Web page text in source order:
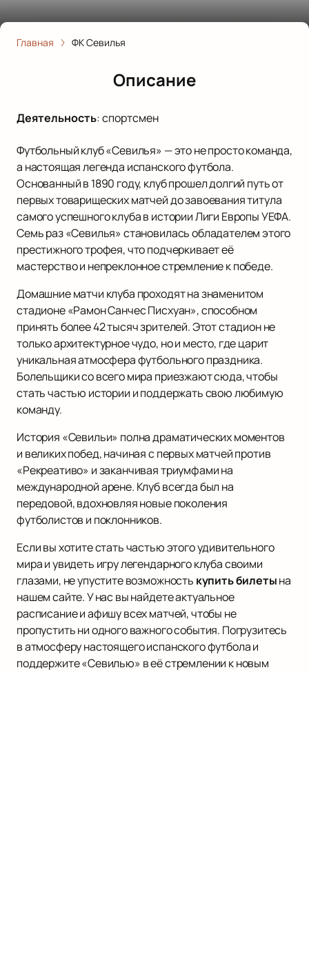
Главная ФК Севилья
Описание
Деятельность:спортсмен
Футбольный клуб «Севилья» — это не просто команда,
а настоящая легенда испанского футбола.
Основанный в 1890 году, клуб прошел долгий путь от
первых товарищеских матчей до завоевания титула
самого успешного клуба в истории Лиги Европы УЕФА.
Семь раз «Севилья» становилась обладателем этого
престижного трофея, что подчеркивает её
мастерство и непреклонное стремление к победе.
Домашние матчи клуба проходят на знаменитом
стадионе «Рамон Санчес Писхуан», способном
принять более 42 тысяч зрителей. Этот стадион не
только архитектурное чудо, но и место, где царит
уникальная атмосфера футбольного праздника.
Болельщики со всего мира приезжают сюда, чтобы
стать частью истории и поддержать свою любимую
команду.
История «Севильи» полна драматических моментов
и великих побед, начиная с первых матчей против
«Рекреативо» и заканчивая триумфами на
международной арене. Клуб всегда был на
передовой, вдохновляя новые поколения
футболистов и поклонников.
Если вы хотите стать частью этого удивительного
мира и увидеть игру легендарного клуба своими
глазами, не упустите возможность купить билетына
нашем сайте. У нас вы найдете актуальное
расписание и афишу всех матчей, чтобы не
пропустить ни одного важного события. Погрузитесь
в атмосферу настоящего испанского футбола и
поддержите «Севилью» в её стремлении к новым